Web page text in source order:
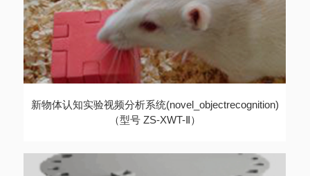
新物体认知实验视频分析系统(novel_objectrecognition)
（型号 ZS-XWT-Ⅱ）